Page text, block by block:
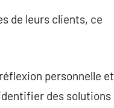
de leurs clients, ce
personnelle et
des solutions